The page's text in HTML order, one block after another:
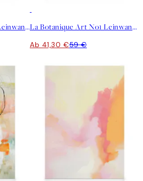
Beige Watercolor No2 Leinwandbild La Botanique Art No1 Leinwandbild
Ab 41,30 €59 €